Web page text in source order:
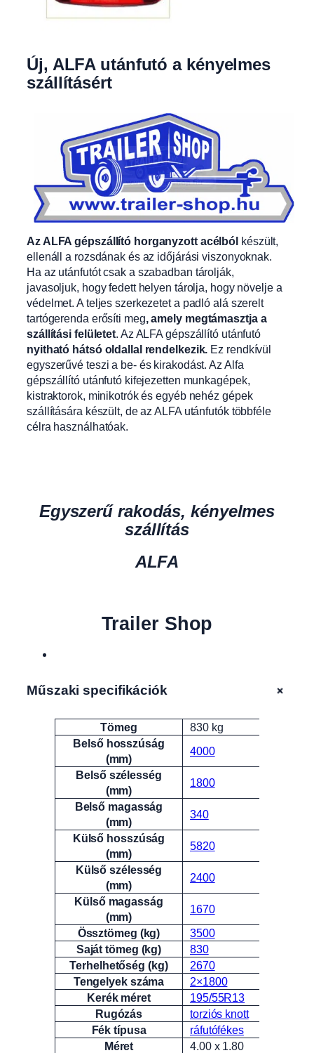
Új, ALFA utánfutó a kényelmes
szállításért
Az ALFA gépszállító horganyzott acélból készült,
ellenáll a rozsdának és az időjárási viszonyoknak.
Ha az utánfutót csak a szabadban tárolják,
javasoljuk, hogy fedett helyen tárolja, hogy növelje a
védelmet. A teljes szerkezetet a padló alá szerelt
tartógerenda erősíti meg, amely megtámasztja a
szállítási felületet. Az ALFA gépszállító utánfutó
nyitható hátsó oldallal rendelkezik. Ez rendkívül
egyszerűvé teszi a be- és kirakodást. Az Alfa
gépszállító utánfutó kifejezetten munkagépek,
kistraktorok, minikotrók és egyéb nehéz gépek
szállítására készült, de az ALFA utánfutók többféle
célra használhatóak.
Egyszerű rakodás, kényelmes
szállítás
ALFA
Trailer Shop
Műszaki specifikációk +
Attribútumok
Tömeg
830 kg
Belső hosszúság
(mm)
4000
Belső szélesség
(mm)
1800
Belső magasság
(mm)
340
Külső hosszúság
(mm)
5820
Külső szélesség
(mm)
2400
Külső magasság
(mm)
1670
Össztömeg (kg)
3500
Saját tömeg (kg)
830
Terhelhetőség (kg)
2670
Tengelyek száma
2×1800
Kerék méret
195/55R13
Rugózás
torziós knott
Fék típusa
ráfutófékes
Méret
4.00 x 1.80